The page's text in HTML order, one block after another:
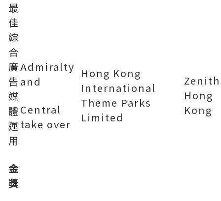
最
佳
綜
合
廣
告
媒
體
運
用
金
獎
Admiralty
and
Central
take over
Hong Kong
International
Theme Parks
Limited
Zenith
Hong
Kong